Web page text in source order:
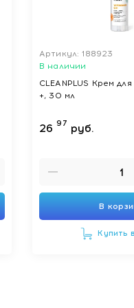
Артикул: 188923
В наличии
CLEANPLUS Крем
+, 30 мл
26 97 руб.
В
Купить